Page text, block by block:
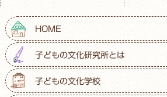
HOME
子どもの文化研究所とは
子どもの文化学校